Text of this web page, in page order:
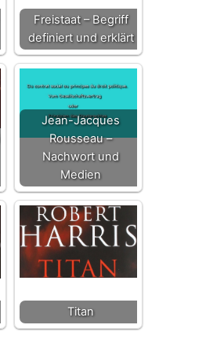
Freistaat – Begriff
definiert und erklärt
Jean-Jacques
Rousseau –
Nachwort und
Medien
Titan